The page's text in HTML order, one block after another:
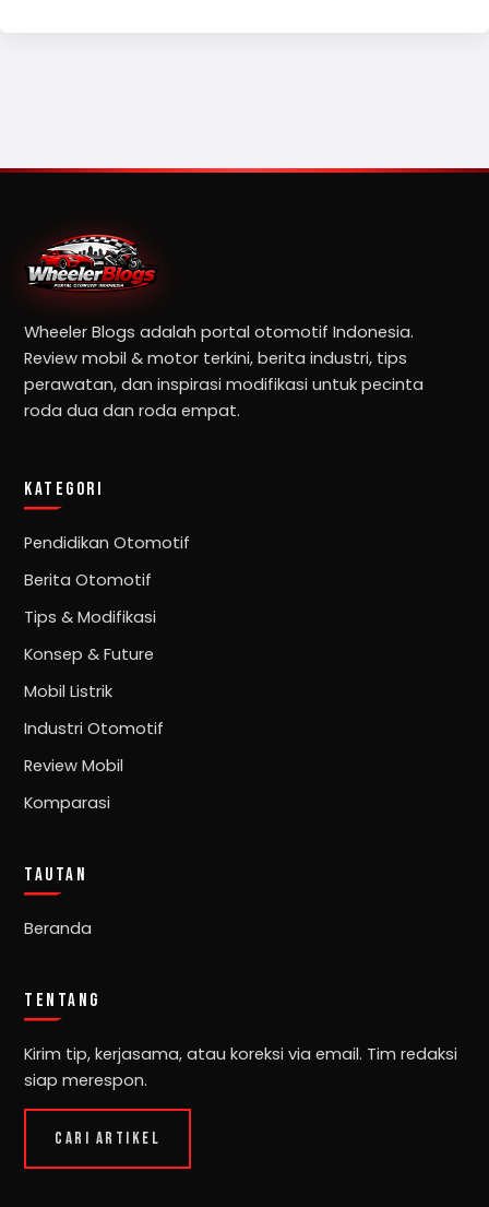
Wheeler Blogs adalah portal otomotif Indonesia.
Review mobil & motor terkini, berita industri, tips
perawatan, dan inspirasi modifikasi untuk pecinta
roda dua dan roda empat.
KATEGORI
Pendidikan Otomotif
Berita Otomotif
Tips & Modifikasi
Konsep & Future
Mobil Listrik
Industri Otomotif
Review Mobil
Komparasi
TAUTAN
Beranda
TENTANG
Kirim tip, kerjasama, atau koreksi via email. Tim redaksi
siap merespon.
CARI ARTIKEL